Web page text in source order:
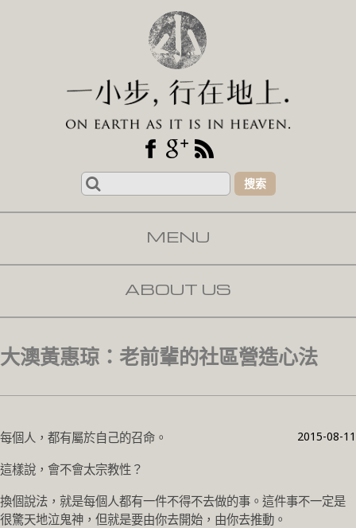
Search
for:
MENU
SKIP TO CONTENT
ABOUT US
大澳黃惠琼：老前輩的社區營造心法
2015-08-11
每個人，都有屬於自己的召命。
這樣說，會不會太宗教性？
換個說法，就是每個人都有一件不得不去做的事。這件事不一定是
很驚天地泣鬼神，但就是要由你去開始，由你去推動。